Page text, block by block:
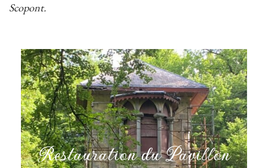
Scopont.
Restauration du Pavillon